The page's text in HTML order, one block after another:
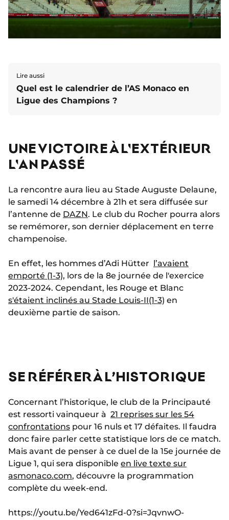
Lire aussi
Quel est le calendrier de l’AS Monaco en
Ligue des Champions ?
UNE VICTOIRE À L'EXTÉRIEUR
L'AN PASSÉ
La rencontre aura lieu au Stade Auguste Delaune,
le samedi 14 décembre à 21h et sera diffusée sur
l’antenne de DAZN. Le club du Rocher pourra alors
se remémorer, son dernier déplacement en terre
champenoise.
En effet, les hommes d’Adi Hütter l’avaient
emporté (1-3), lors de la 8e journée de l'exercice
2023-2024. Cependant, les Rouge et Blanc
s'étaient inclinés au Stade Louis-II(1-3) en
deuxième partie de saison.
SE RÉFÉRER À L’HISTORIQUE
Concernant l’historique, le club de la Principauté
est ressorti vainqueur à 21 reprises sur les 54
confrontations pour 16 nuls et 17 défaites. Il faudra
donc faire parler cette statistique lors de ce match.
Mais avant de penser à ce duel de la 15e journée de
Ligue 1, qui sera disponible en live texte sur
asmonaco.com, découvre la programmation
complète du week-end.
https://youtu.be/Yed641zFd-0?si=JqvnwO-